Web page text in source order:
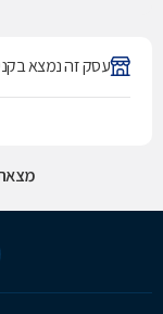
עסק זה נמצא